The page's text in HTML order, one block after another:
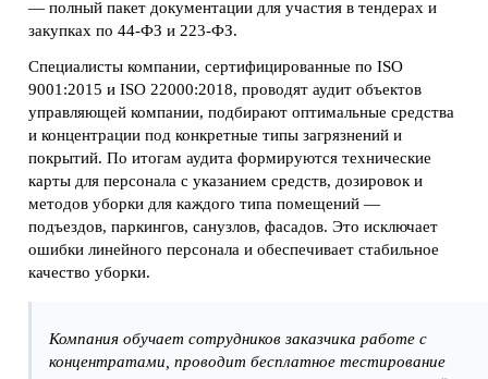
— полный пакет документации для участия в тендерах и
закупках по 44-ФЗ и 223-ФЗ.
Специалисты компании, сертифицированные по ISO
9001:2015 и ISO 22000:2018, проводят аудит объектов
управляющей компании, подбирают оптимальные средства
и концентрации под конкретные типы загрязнений и
покрытий. По итогам аудита формируются технические
карты для персонала с указанием средств, дозировок и
методов уборки для каждого типа помещений —
подъездов, паркингов, санузлов, фасадов. Это исключает
ошибки линейного персонала и обеспечивает стабильное
качество уборки.
Компания обучает сотрудников заказчика работе с
концентратами, проводит бесплатное тестирование